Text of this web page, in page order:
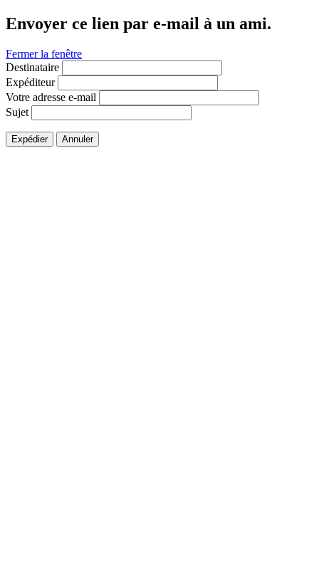
Envoyer ce lien par e-mail à un ami.
Fermer la fenêtre
Destinataire
Expéditeur
Votre adresse e-mail
Sujet
Expédier Annuler